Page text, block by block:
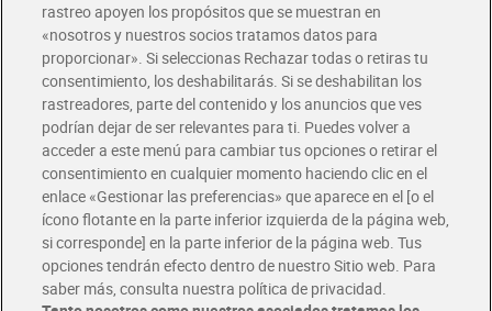
Glovo y Uber Eats
Solicita tu factura de Glovo o Uber Eats
Únete al CLUB Dia
Disfruta las ventajas y ofertas exclusivas.
Descárgate la APP Dia
Folletos y Tiendas
Descubre las mejores ofertas y busca tu tienda más cercana
Tarjeta MaX Dia
rastreo apoyen los propósitos que se muestran en
«nosotros y nuestros socios tratamos datos para
proporcionar». Si seleccionas Rechazar todas o retiras tu
consentimiento, los deshabilitarás. Si se deshabilitan los
rastreadores, parte del contenido y los anuncios que ves
podrían dejar de ser relevantes para ti. Puedes volver a
acceder a este menú para cambiar tus opciones o retirar el
consentimiento en cualquier momento haciendo clic en el
enlace «Gestionar las preferencias» que aparece en el [o el
ícono flotante en la parte inferior izquierda de la página web,
si corresponde] en la parte inferior de la página web. Tus
opciones tendrán efecto dentro de nuestro Sitio web. Para
saber más, consulta nuestra política de privacidad.